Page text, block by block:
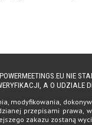
NIE
A O UDZIALE
modyfikowania,
przepisami prawa,
zakazu zostaną